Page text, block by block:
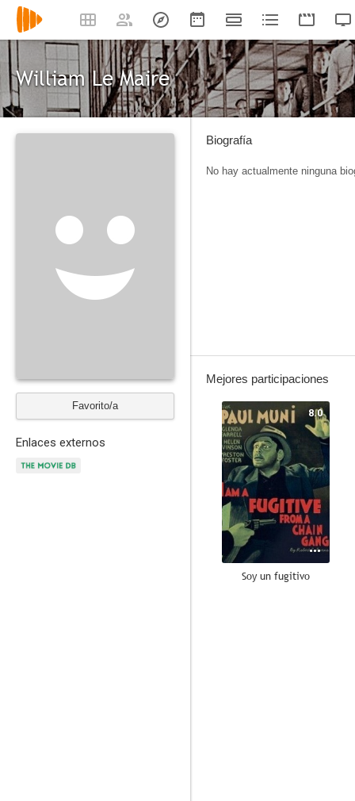
William Le Maire
Favorito/a
Enlaces externos
Biografía
No hay actualmente ninguna
Mejores participaciones
8.0
Soy un fugitivo